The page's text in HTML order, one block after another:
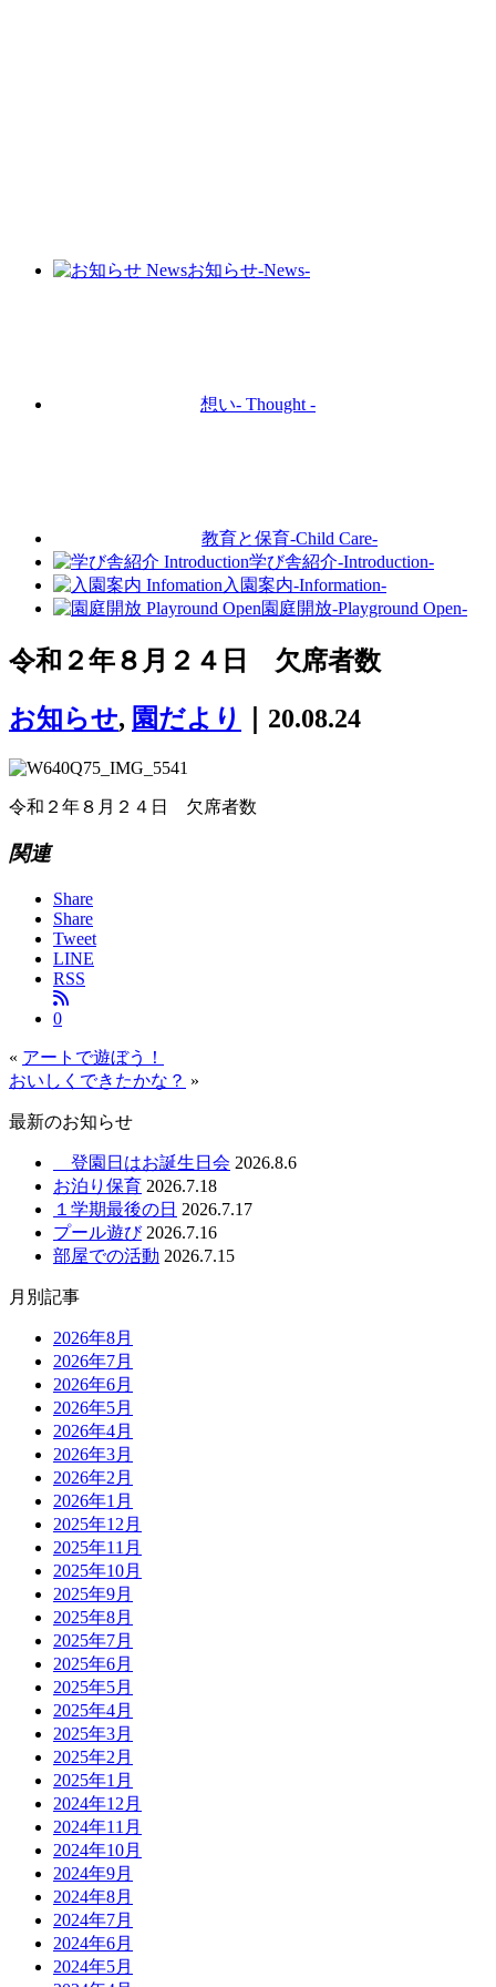
お知らせ-News-
想い- Thought -
教育と保育-Child Care-
学び舎紹介-Introduction-
入園案内-Information-
園庭開放-Playground Open-
令和２年８月２４日 欠席者数
お知らせ, 園だより ｜20.08.24
令和２年８月２４日 欠席者数
関連
Share
Share
Tweet
LINE
RSS
0
« アートで遊ぼう！
おいしくできたかな？ »
最新のお知らせ
登園日はお誕生日会 2026.8.6
お泊り保育 2026.7.18
１学期最後の日 2026.7.17
プール遊び 2026.7.16
部屋での活動 2026.7.15
月別記事
2026年8月
2026年7月
2026年6月
2026年5月
2026年4月
2026年3月
2026年2月
2026年1月
2025年12月
2025年11月
2025年10月
2025年9月
2025年8月
2025年7月
2025年6月
2025年5月
2025年4月
2025年3月
2025年2月
2025年1月
2024年12月
2024年11月
2024年10月
2024年9月
2024年8月
2024年7月
2024年6月
2024年5月